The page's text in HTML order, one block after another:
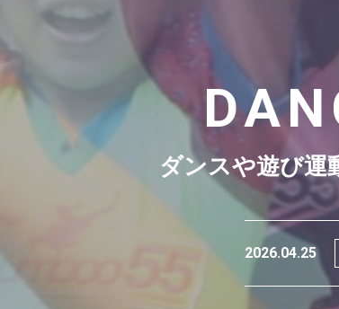
ダンスや遊び運
2026.04.25